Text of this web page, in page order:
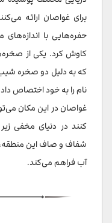
برای غواصان ارائه
حفره‌هایی با
کاوش کرد. یکی از
که به دلیل دو صخره
نام را به خود اختصاص
غواصان در این مکان
کنند در دنیای مخفی
شفاف و صاف این منطقه،
آب فراهم می‌کند.